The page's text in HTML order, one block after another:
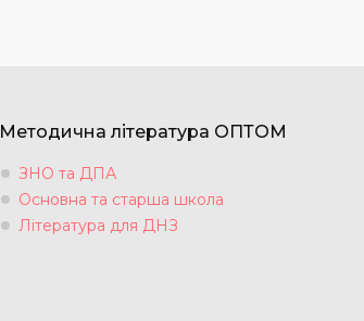
Методична література ОПТОМ
ЗНО та ДПА
Основна та старша школа
Література для ДНЗ